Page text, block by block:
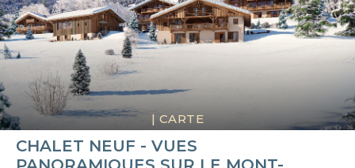
CHALET NEUF - VUES
| CARTE